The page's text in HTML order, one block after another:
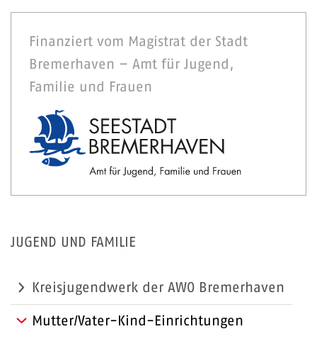
Finanziert vom Magistrat der Stadt
Bremerhaven – Amt für Jugend,
Familie und Frauen
JUGEND UND FAMILIE
Kreisjugendwerk der AWO Bremerhaven
Mutter/Vater-Kind-Einrichtungen